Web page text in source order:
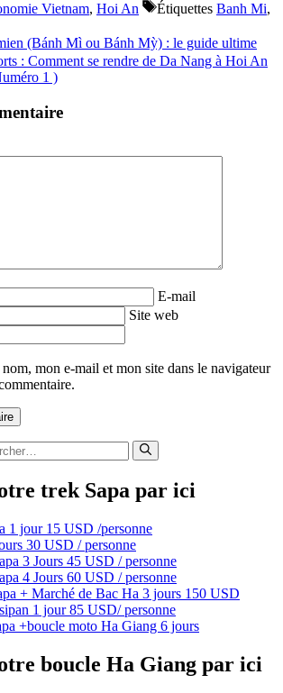
Vietnam, Hoi An Étiquettes Banh Mi,
(Bánh Mì ou Bánh Mỳ) : le guide ultime
: Comment se rendre de Da Nang à Hoi An
1 )
E-mail
Site web
mon e-mail et mon site dans le navigateur
trek Sapa par ici
1 jour 15 USD /personne
30 USD / personne
3 Jours 45 USD / personne
4 Jours 60 USD / personne
+ Marché de Bac Ha 3 jours 150 USD
1 jour 85 USD/ personne
+boucle moto Ha Giang 6 jours
boucle Ha Giang par ici